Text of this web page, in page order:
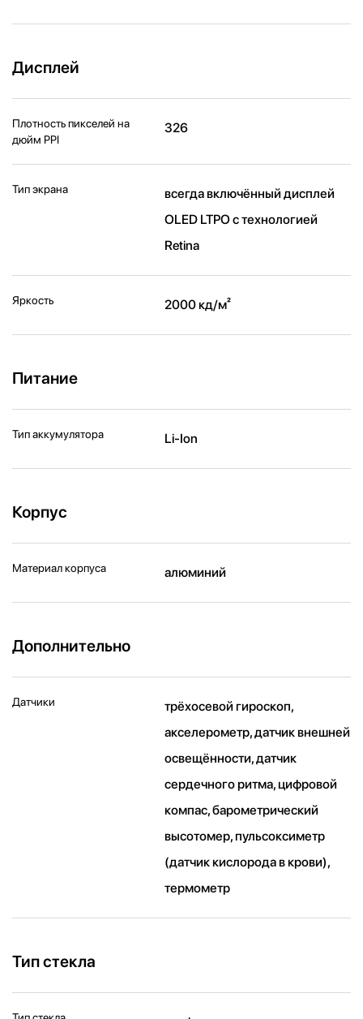
Дисплей
Плотность пикселей на
дюйм PPI
326
Тип экрана
всегда включённый дисплей
OLED LTPO с технологией
Retina
Яркость 2000 кд/ м²
Питание
Тип аккумулятора Li-Ion
Корпус
Материал корпуса алюминий
Дополнительно
Датчики
трёхосевой гироскоп,
акселерометр, датчик внешней
освещённости, датчик
сердечного ритма, цифровой
компас, барометрический
высотомер, пульсоксиметр
(датчик кислорода в крови),
термометр
Тип стекла